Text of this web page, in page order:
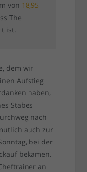
von 18,95
The
ist.
dem wir
Aufstieg
haben,
Stabes
nach
auch zur
bei der
bekamen.
an